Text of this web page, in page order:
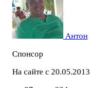
Антон
Спонсор
На сайте с 20.05.2013